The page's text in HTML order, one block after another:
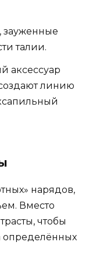
талии.
аксессуар
линию
нарядов,
Вместо
чтобы
определённых